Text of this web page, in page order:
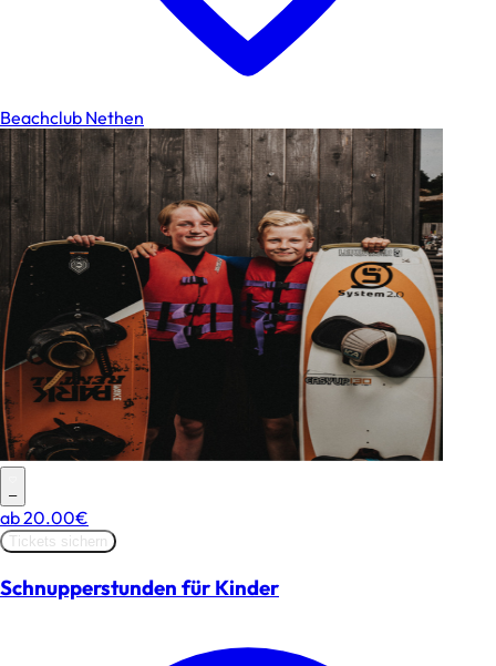
Beachclub Nethen
–
ab20.00€
Tickets sichern
Schnupperstunden für Kinder